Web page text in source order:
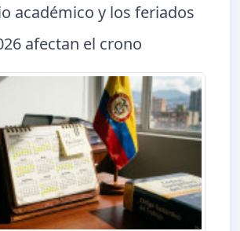
académico y los feriados
afectan el crono